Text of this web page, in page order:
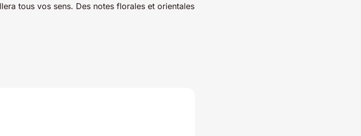
tous vos sens. Des notes florales et orientales